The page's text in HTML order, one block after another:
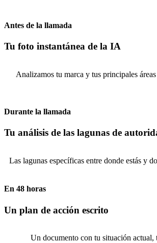
Antes de la llamada
Tu foto instantánea de la IA
Analizamos tu marca y tus principales
Durante la llamada
Tu análisis de las lagunas de
Las lagunas específicas entre donde estás y
En 48 horas
Un plan de acción escrito
Un documento con tu situación actual,